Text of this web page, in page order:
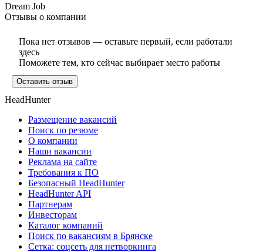
Dream Job
Отзывы о компании
Пока нет отзывов — оставьте первый, если работали
здесь
Поможете тем, кто сейчас выбирает место работы
Оставить отзыв
HeadHunter
Размещение вакансий
Поиск по резюме
О компании
Наши вакансии
Реклама на сайте
Требования к ПО
Безопасный HeadHunter
HeadHunter API
Партнерам
Инвесторам
Каталог компаний
Поиск по вакансиям в Брянске
Сетка: соцсеть для нетворкинга